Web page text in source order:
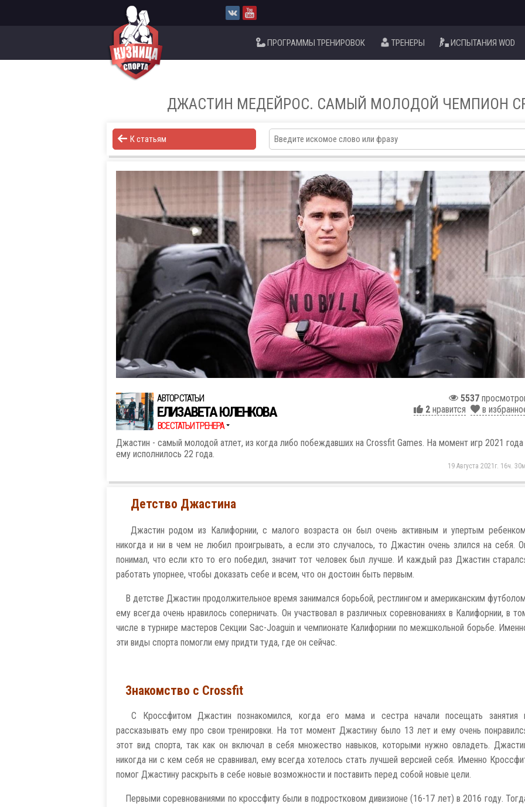
ПРОГРАММЫ ТРЕНИРОВОК ТРЕНЕРЫ ИСПЫТАНИЯ WOD
ДЖАСТИН МЕДЕЙРОС. САМЫЙ МОЛОДОЙ ЧЕМПИОН
К статьям
АВТОР СТАТЬИ
ЕЛИЗАВЕТА ЮЛЕНКОВА
ВСЕ СТАТЬИ ТРЕНЕРА
5537
2 нравится в
Джастин - самый молодой атлет, из когда либо побеждавших на Crossfit Games. На момент игр 2021 года
ему исполнилось 22 года.
19 Августа 2021г. 16ч.
Детство Джастина
Джастин родом из Калифорнии, с малого возраста он был очень активным и упертым
никогда и ни в чем не любил проигрывать, а если это случалось, то Джастин очень злился на себя.
понимал, что если кто то его победил, значит тот человек был лучше. И каждый раз Джастин
работать упорнее, чтобы доказать себе и всем, что он достоин быть первым.
В детстве Джастин продолжительное время занимался борьбой, рестлингом и американским
ему всегда очень нравилось соперничать. Он участвовал в различных соревнованиях в Калифорнии, в
числе в турнире мастеров Секции Sac-Joaguin и чемпионате Калифорнии по межшкольной борьбе.
эти виды спорта помогли ему придти туда, где он сейчас.
Знакомство с Crossfit
С Кроссфитом Джастин познакомился, когда его мама и сестра начали посещать занятия
рассказывать ему про свои тренировки. На тот момент Джастину было 13 лет и ему очень
этот вид спорта, так как он включал в себя множество навыков, которыми нужно овладеть.
никогда ни с кем себя не сравнивал, ему всегда хотелось стать лучшей версией себя. Именно
помог Джастину раскрыть в себе новые возможности и поставить перед собой новые цели.
Первыми соревнованиями по кроссфиту были в подростковом дивизионе (16-17 лет) в 2016 году.